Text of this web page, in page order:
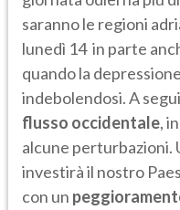
saranno le regioni
lunedì 14 in parte
quando la
indebolendosi. A
flusso occidentale,
alcune perturbazioni.
investirà il nostro
con un